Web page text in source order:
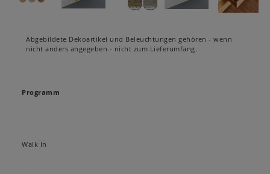
Abgebildete Dekoartikel und Beleuchtungen gehören - wenn
nicht anders angegeben - nicht zum Lieferumfang.
Programm
Walk In